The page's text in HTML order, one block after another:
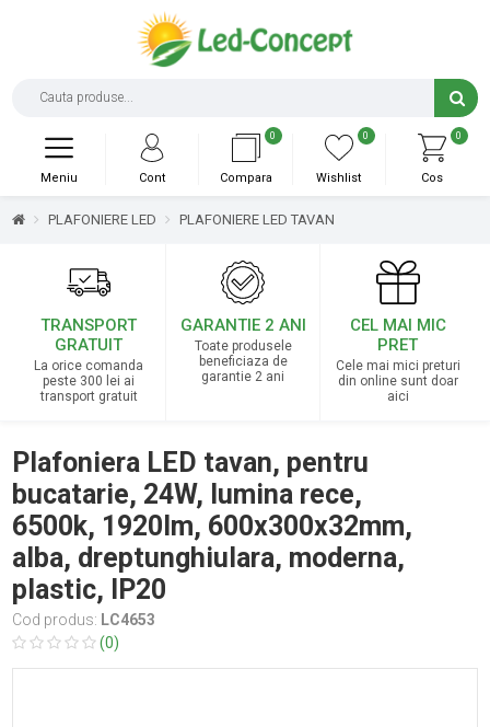
0
Cos
0
Wishlist
0
Compara
Cont
Meniu
PLAFONIERE LED PLAFONIERE LED TAVAN
TRANSPORT
GRATUIT
La orice comanda
peste 300 lei ai
transport gratuit
GARANTIE 2 ANI
Toate produsele
beneficiaza de
garantie 2 ani
CEL MAI MIC
PRET
Cele mai mici preturi
din online sunt doar
aici
Plafoniera LED tavan, pentru
bucatarie, 24W, lumina rece,
6500k, 1920lm, 600x300x32mm,
alba, dreptunghiulara, moderna,
plastic, IP20
Cod produs: LC4653
(0)